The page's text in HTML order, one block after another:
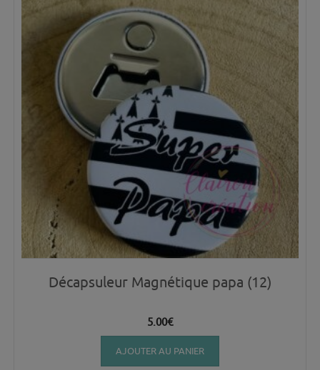
Décapsuleur Magnétique papa (12)
5.00€
AJOUTER AU PANIER